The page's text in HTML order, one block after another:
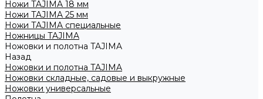
Ножи TAJIMA 18 мм
Ножи TAJIMA 25 мм
Ножи TAJIMA специальные
Ножницы TAJIMA
Ножовки и полотна TAJIMA
Назад
Ножовки и полотна TAJIMA
Ножовки складные, садовые и выкружные
Ножовки универсальные